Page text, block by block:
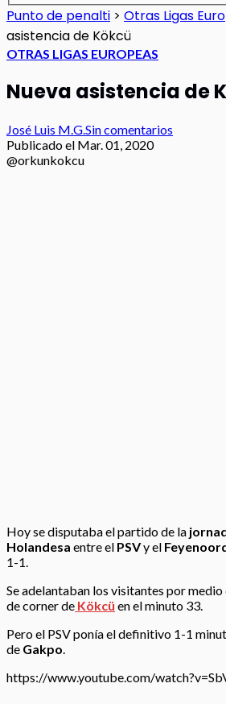
Punto de penalti > Otras Ligas
asistencia de Kökcü
OTRAS LIGAS EUROPEAS
Nueva asistencia de
José Luis M.G.Sin comentarios
Publicado el Mar. 01, 2020
@orkunkokcu
Hoy se disputaba el partido de la
Holandesa entre el PSVy el
1-1.
Se adelantaban los visitantes por medio
de corner de Kökcü en el minuto 33.
Pero el PSV ponía el definitivo 1-1
de Gakpo.
https://www.youtube.com/